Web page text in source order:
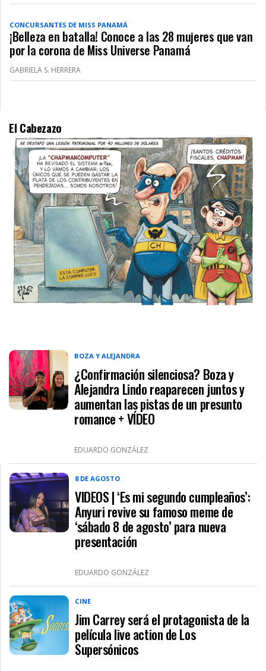
CONCURSANTES DE MISS PANAMÁ
¡Belleza en batalla! Conoce a las 28 mujeres que van
por la corona de Miss Universe Panamá
GABRIELA S. HERRERA
El Cabezazo
BOZA Y ALEJANDRA
¿Confirmación silenciosa? Boza y
Alejandra Lindo reaparecen juntos y
aumentan las pistas de un presunto
romance + VÍDEO
EDUARDO GONZÁLEZ
8 DE AGOSTO
VIDEOS | ‘Es mi segundo cumpleaños’:
Anyuri revive su famoso meme de
‘sábado 8 de agosto’ para nueva
presentación
EDUARDO GONZÁLEZ
CINE
Jim Carrey será el protagonista de la
película live action de Los
Supersónicos